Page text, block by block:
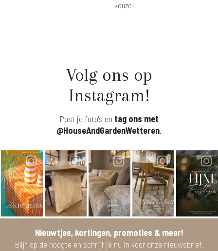
keuze!
Volg ons op
Instagram!
Post je foto's en tag ons met
@HouseAndGardenWetteren.
Nieuwtjes, kortingen, promoties & meer!
Blijf op de hoogte en schrijf je nu in voor onze nieuwsbrief.